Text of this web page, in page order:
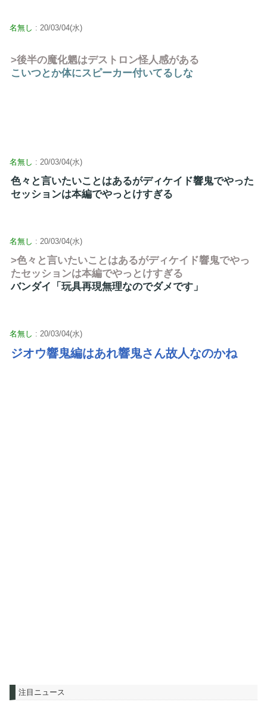
名無し : 20/03/04(水)
>後半の魔化魍はデストロン怪人感がある
こいつとか体にスピーカー付いてるしな
名無し : 20/03/04(水)
色々と言いたいことはあるがディケイド響鬼でやった
セッションは本編でやっとけすぎる
名無し : 20/03/04(水)
>色々と言いたいことはあるがディケイド響鬼でやっ
たセッションは本編でやっとけすぎる
バンダイ「玩具再現無理なのでダメです」
名無し : 20/03/04(水)
ジオウ響鬼編はあれ響鬼さん故人なのかね
注目ニュース